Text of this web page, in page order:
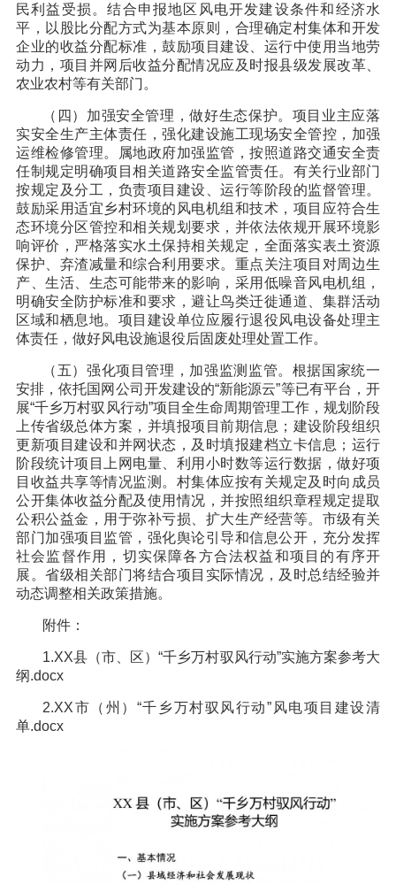
民利益受损。结合申报地区风电开发建设条件和经济水
平，以股比分配方式为基本原则，合理确定村集体和开发
企业的收益分配标准，鼓励项目建设、运行中使用当地劳
动力，项目并网后收益分配情况应及时报县级发展改革、
农业农村等有关部门。
（四）加强安全管理，做好生态保护。项目业主应落
实安全生产主体责任，强化建设施工现场安全管控，加强
运维检修管理。属地政府加强监管，按照道路交通安全责
任制规定明确项目相关道路安全监管责任。有关行业部门
按规定及分工，负责项目建设、运行等阶段的监督管理。
鼓励采用适宜乡村环境的风电机组和技术，项目应符合生
态环境分区管控和相关规划要求，并依法依规开展环境影
响评价，严格落实水土保持相关规定，全面落实表土资源
保护、弃渣减量和综合利用要求。重点关注项目对周边生
产、生活、生态可能带来的影响，采用低噪音风电机组，
明确安全防护标准和要求，避让鸟类迁徙通道、集群活动
区域和栖息地。项目建设单位应履行退役风电设备处理主
体责任，做好风电设施退役后固废处理处置工作。
（五）强化项目管理，加强监测监管。根据国家统一
安排，依托国网公司开发建设的“新能源云”等已有平台，开
展“千乡万村驭风行动”项目全生命周期管理工作，规划阶段
上传省级总体方案，并填报项目前期信息；建设阶段组织
更新项目建设和并网状态，及时填报建档立卡信息；运行
阶段统计项目上网电量、利用小时数等运行数据，做好项
目收益共享等情况监测。村集体应按有关规定及时向成员
公开集体收益分配及使用情况，并按照组织章程规定提取
公积公益金，用于弥补亏损、扩大生产经营等。市级有关
部门加强项目监管，强化舆论引导和信息公开，充分发挥
社会监督作用，切实保障各方合法权益和项目的有序开
展。省级相关部门将结合项目实际情况，及时总结经验并
动态调整相关政策措施。
附件：
1.XX县（市、区）“千乡万村驭风行动”实施方案参考大
纲.docx
2.XX市（州）“千乡万村驭风行动”风电项目建设清
单.docx